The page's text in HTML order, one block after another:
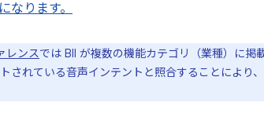
なります。
レンスでは BII が複数の機能カテゴリ（業種）に掲
されている音声インテントと照合することにより